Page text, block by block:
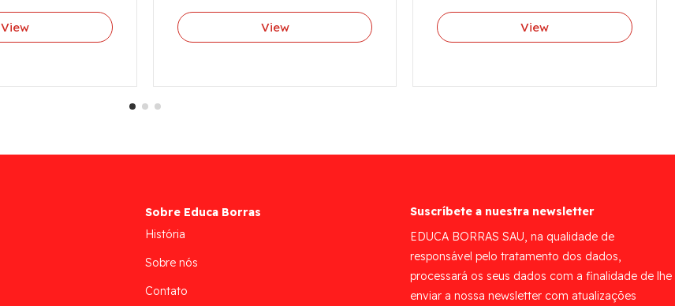
View View View
Sobre Educa Borras
História
Sobre nós
Contato
Suscríbete a nuestra newsletter
EDUCA BORRAS SAU, na qualidade de
responsável pelo tratamento dos dados,
processará os seus dados com a finalidade de lhe
enviar a nossa newsletter com atualizações